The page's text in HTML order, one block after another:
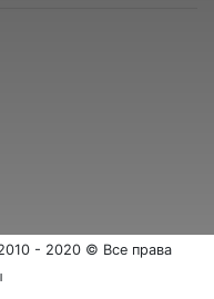
- 2020 © Все права